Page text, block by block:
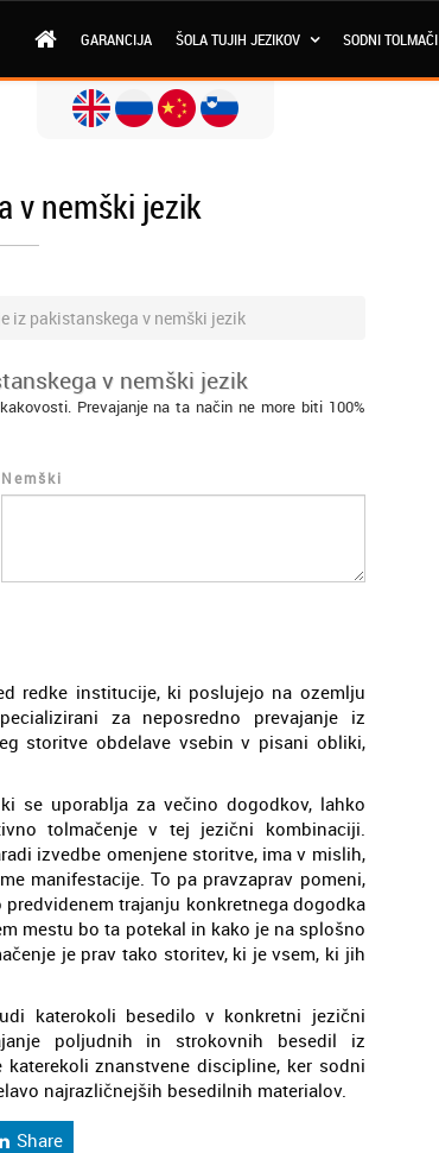
GARANCIJA ŠOLA TUJIH JEZIKOV SODNI TOLMAČI
v nemški jezik
iz pakistanskega v nemški jezik
v nemški jezik
Prevajanje na ta način ne more biti 100%
Nemški
redke institucije, ki poslujejo na ozemlju
za neposredno prevajanje iz
storitve obdelave vsebin v pisani obliki,
se uporablja za večino dogodkov, lahko
tolmačenje v tej jezični kombinaciji.
izvedbe omenjene storitve, ima v mislih,
manifestacije. To pa pravzaprav pomeni,
trajanju konkretnega dogodka
mestu bo ta potekal in kako je na splošno
je prav tako storitev, ki je vsem, ki jih
katerokoli besedilo v konkretni jezični
poljudnih in strokovnih besedil iz
znanstvene discipline, ker sodni
najrazličnejših besedilnih materialov.
Share